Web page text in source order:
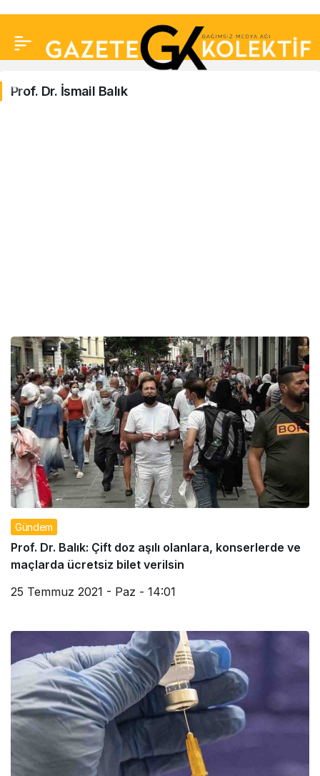
Prof.
Prof. Dr. İsmail Balık
Gündem
Prof. Dr. Balık: Çift doz aşılı olanlara, konserlerde ve
maçlarda ücretsiz bilet verilsin
25 Temmuz 2021 - Paz - 14:01